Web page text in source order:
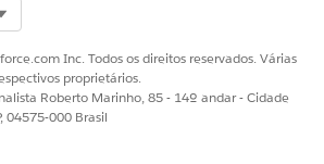
Inc. Todos os direitos reservados. Várias
proprietários.
Roberto Marinho, 85 - 14º andar - Cidade
04575-000 Brasil